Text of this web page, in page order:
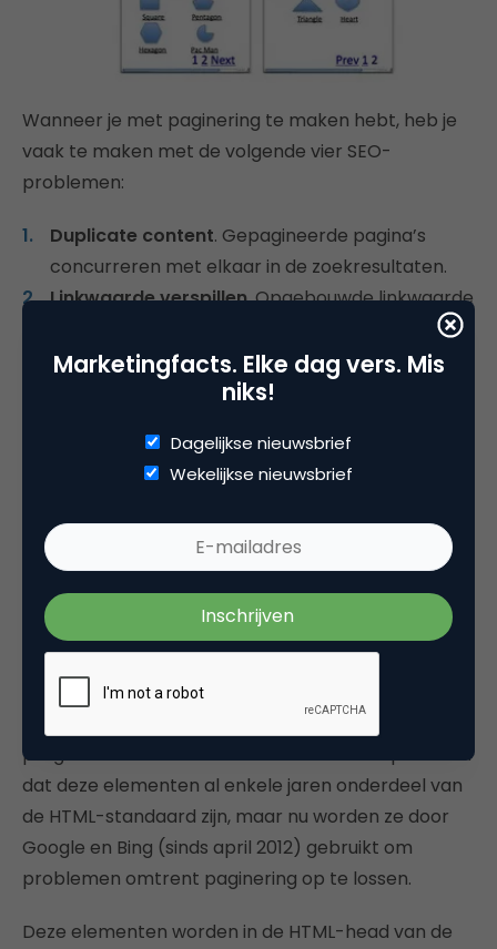
Wanneer je met paginering te maken hebt, heb je
vaak te maken met de volgende vier SEO-
problemen:
Duplicate content. Gepagineerde pagina’s
concurreren met elkaar in de zoekresultaten.
Linkwaarde verspillen. Opgebouwde linkwaarde
wordt over alle gepagineerde pagina’s verdeeld.
Crawl-'budget' verspillen. Het maximale
crawlbudget van je website wordt verbruikt aan
het voor kan komen dat zoekmachines andere
pagina’s niet crawlen.
dieper gelegen gepagineerde pagina’s worden
niet gecrawld, waardoor de pagina’s achter
deze links wellicht niet vindbaar zijn.
Zoals hierboven al vermeld, kwam Google in
september 2011 met een nieuwe oplossing voor
programmeurs onder ons zullen wellicht opmerken
dat deze elementen al enkele jaren onderdeel van
de HTML-standaard zijn, maar nu worden ze door
Google en Bing (sinds april 2012) gebruikt om
problemen omtrent paginering op te lossen.
Deze elementen worden in de HTML-head van de
Marketingfacts. Elke dag vers. Mis
niks!
Dagelijkse nieuwsbrief
Wekelijkse nieuwsbrief